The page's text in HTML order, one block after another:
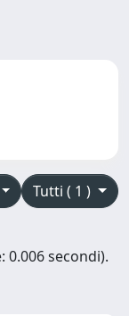
Tutti ( 1 )
0.006 secondi).